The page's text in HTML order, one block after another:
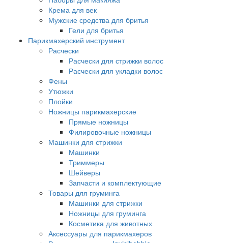
Крема для век
Мужские средства для бритья
Гели для бритья
Парикмахерский инструмент
Расчески
Расчески для стрижки волос
Расчески для укладки волос
Фены
Утюжки
Плойки
Ножницы парикмахерские
Прямые ножницы
Филировочные ножницы
Машинки для стрижки
Машинки
Триммеры
Шейверы
Запчасти и комплектующие
Товары для груминга
Машинки для стрижки
Ножницы для груминга
Косметика для животных
Аксессуары для парикмахеров